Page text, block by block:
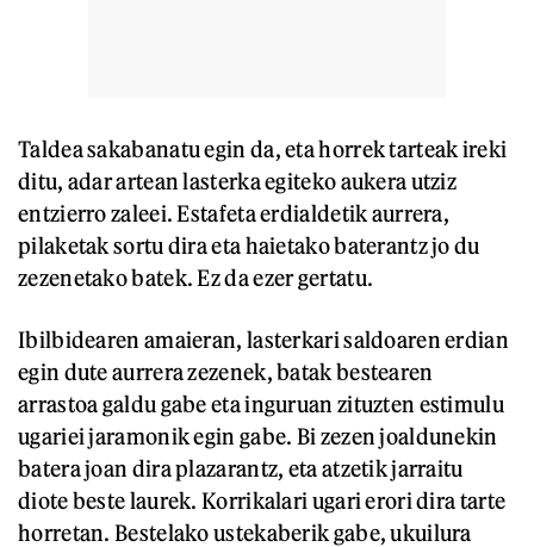
Taldea sakabanatu egin da, eta horrek tarteak ireki
ditu, adar artean lasterka egiteko aukera utziz
entzierro zaleei. Estafeta erdialdetik aurrera,
pilaketak sortu dira eta haietako baterantz jo du
zezenetako batek. Ez da ezer gertatu.
Ibilbidearen amaieran, lasterkari saldoaren erdian
egin dute aurrera zezenek, batak bestearen
arrastoa galdu gabe eta inguruan zituzten estimulu
ugariei jaramonik egin gabe. Bi zezen joaldunekin
batera joan dira plazarantz, eta atzetik jarraitu
diote beste laurek. Korrikalari ugari erori dira tarte
horretan. Bestelako ustekaberik gabe, ukuilura